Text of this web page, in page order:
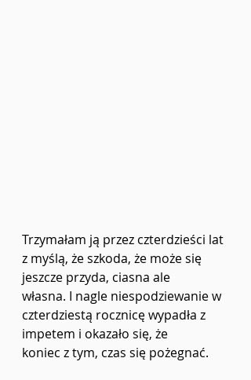
Trzymałam ją przez czterdzieści lat
z myślą, że szkoda, że może się
jeszcze przyda, ciasna ale
własna. I nagle niespodziewanie w
czterdziestą rocznicę wypadła z
impetem i okazało się, że
koniec z tym, czas się pożegnać.